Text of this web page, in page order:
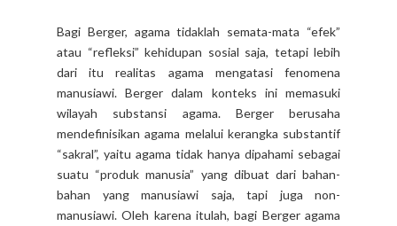
Bagi Berger, agama tidaklah semata-mata “efek”
atau “refleksi” kehidupan sosial saja, tetapi lebih
dari itu realitas agama mengatasi fenomena
manusiawi. Berger dalam konteks ini memasuki
wilayah substansi agama. Berger berusaha
mendefinisikan agama melalui kerangka substantif
“sakral”, yaitu agama tidak hanya dipahami sebagai
suatu “produk manusia” yang dibuat dari bahan-
bahan yang manusiawi saja, tapi juga non-
manusiawi. Oleh karena itulah, bagi Berger agama